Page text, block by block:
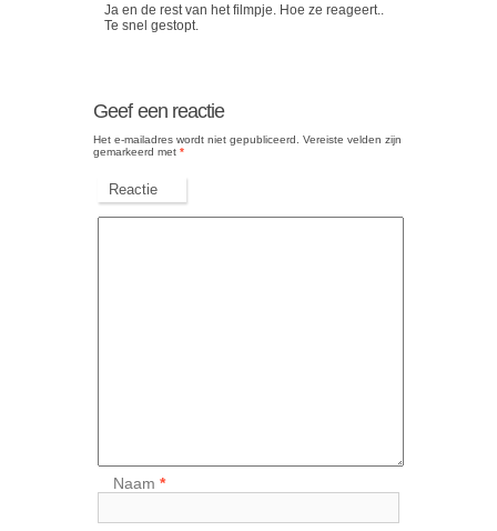
Ja en de rest van het filmpje. Hoe ze reageert..
Te snel gestopt.
Geef een reactie
Het e-mailadres wordt niet gepubliceerd.
Vereiste velden zijn
gemarkeerd met *
Reactie
Naam*